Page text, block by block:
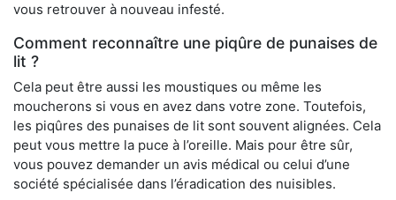
vous retrouver à nouveau infesté.
Comment reconnaître une piqûre de punaises de
lit ?
Cela peut être aussi les moustiques ou même les
moucherons si vous en avez dans votre zone. Toutefois,
les piqûres des punaises de lit sont souvent alignées. Cela
peut vous mettre la puce à l’oreille. Mais pour être sûr,
vous pouvez demander un avis médical ou celui d’une
société spécialisée dans l’éradication des nuisibles.